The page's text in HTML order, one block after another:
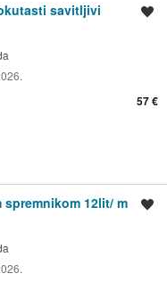
savitljivi
57 €
12lit/ m